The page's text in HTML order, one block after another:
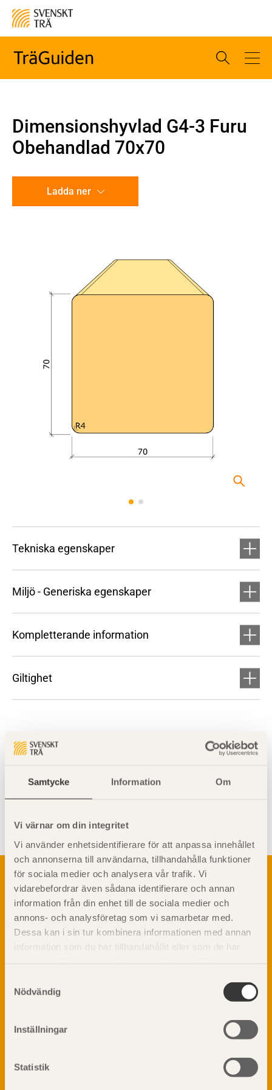
Samtycke Information Om
Vi värnar om din integritet
Vi använder enhetsidentifierare för att anpassa innehållet
och annonserna till användarna, tillhandahålla funktioner
för sociala medier och analysera vår trafik. Vi
vidarebefordrar även sådana identifierare och annan
information från din enhet till de sociala medier och
annons- och analysföretag som vi samarbetar med.
Dessa kan i sin tur kombinera informationen med annan
information som du har tillhandahållit eller som de har
Nödvändig
Inställningar
Statistik
Dimensionshyvlad G4-3 Furu
Obehandlad 70x70
Ladda ner
Tekniska egenskaper
Miljö - Generiska egenskaper
Kompletterande information
Giltighet
Om trä
Materialet trä
Skogsbruk
Barrträdets uppbyggnad
Träets egenskaper och kvalitet
Kemisk behandling
Fakta om Limträ
Fukt
Ljud
TräGuiden är den digitala handboken för trä och
materialet trä samt instruktioner för byggande
med trä.
Prenumerera på TräGuidens nyhetsbrev!